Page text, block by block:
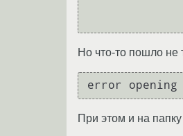
Но что-то пошло не
При этом и на